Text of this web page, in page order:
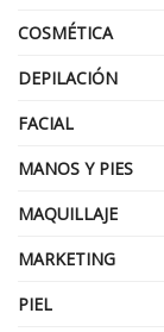
COSMÉTICA
DEPILACIÓN
FACIAL
MANOS Y PIES
MAQUILLAJE
MARKETING
PIEL